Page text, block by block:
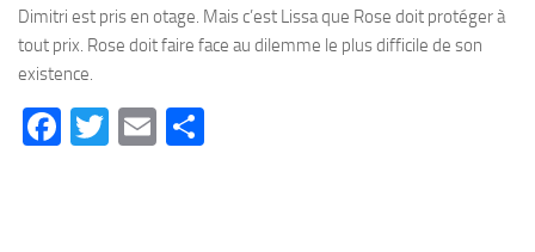
Dimitri est pris en otage. Mais c’est Lissa que Rose doit protéger à
tout prix. Rose doit faire face au dilemme le plus difficile de son
existence.
Facebook
Twitter
Email